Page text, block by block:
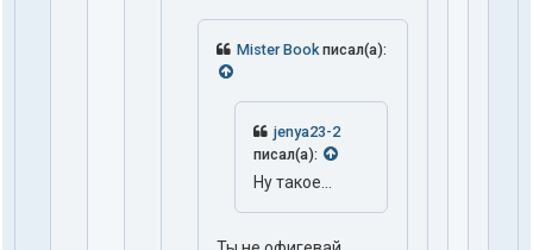
Mister Bookписал(а):
jenya23-2
писал(а):
Ну такое...